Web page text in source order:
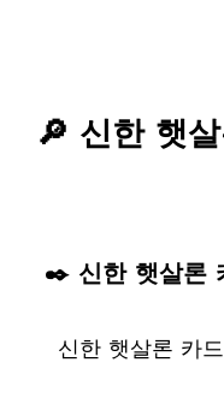
🔎 신한 햇
✒️ 신한 햇살론
신한 햇살론 카